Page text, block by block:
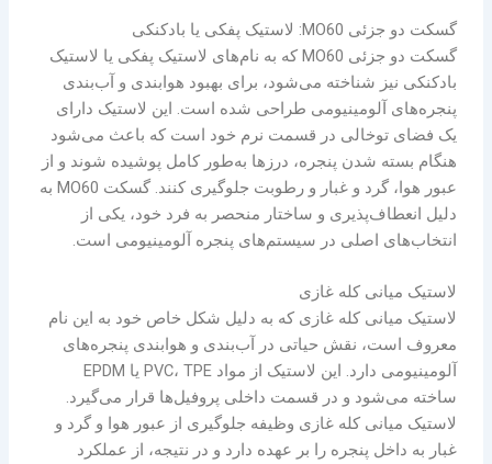
گسکت دو جزئی MO60: لاستیک پفکی یا بادکنکی
گسکت دو جزئی MO60 که به نام‌های لاستیک پفکی یا لاستیک
بادکنکی نیز شناخته می‌شود، برای بهبود هوابندی و آب‌بندی
پنجره‌های آلومینیومی طراحی شده است. این لاستیک دارای
یک فضای توخالی در قسمت نرم خود است که باعث می‌شود
هنگام بسته شدن پنجره، درزها به‌طور کامل پوشیده شوند و از
عبور هوا، گرد و غبار و رطوبت جلوگیری کنند. گسکت MO60 به
دلیل انعطاف‌پذیری و ساختار منحصر به فرد خود، یکی از
انتخاب‌های اصلی در سیستم‌های پنجره آلومینیومی است.
لاستیک میانی کله غازی
لاستیک میانی کله غازی که به دلیل شکل خاص خود به این نام
معروف است، نقش حیاتی در آب‌بندی و هوابندی پنجره‌های
آلومینیومی دارد. این لاستیک از مواد PVC، TPE یا EPDM
ساخته می‌شود و در قسمت داخلی پروفیل‌ها قرار می‌گیرد.
لاستیک میانی کله غازی وظیفه جلوگیری از عبور هوا و گرد و
غبار به داخل پنجره را بر عهده دارد و در نتیجه، از عملکرد